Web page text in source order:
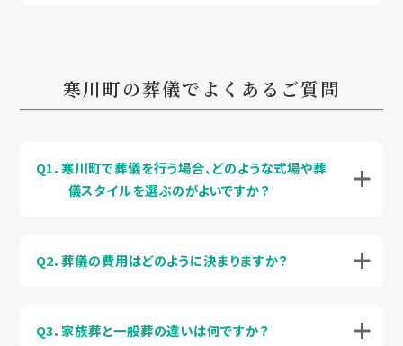
寒川町の葬儀でよくあるご質問
Q1．寒川町で葬儀を行う場合、どのような式場や葬
儀スタイルを選ぶのがよいですか？
Q2．葬儀の費用はどのように決まりますか？
Q3．家族葬と一般葬の違いは何ですか？